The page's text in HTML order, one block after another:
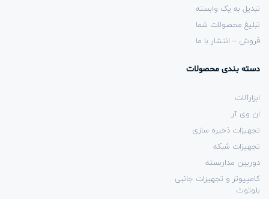
تبدیل به یک وابسته
تبلیغ محصولات شما
فروش – انتشار با ما
دسته بندی محصولات
ابزارآلات
ان وی آر
تجهیزات ذخیره سازی
تجهیزات شبکه
دوربین مداربسته
کامپیوتر و تجهیزات جانبی
بلوتوث